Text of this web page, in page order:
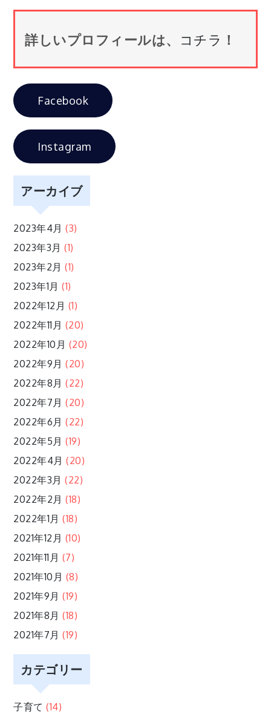
ナ
ビ
ゲ
ー
シ
ョ
ン
詳しいプロフィールは、 コチラ ！
Facebook
Instagram
アーカイブ
2023年4月 (3)
2023年3月 (1)
2023年2月 (1)
2023年1月 (1)
2022年12月 (1)
2022年11月 (20)
2022年10月 (20)
2022年9月 (20)
2022年8月 (22)
2022年7月 (20)
2022年6月 (22)
2022年5月 (19)
2022年4月 (20)
2022年3月 (22)
2022年2月 (18)
2022年1月 (18)
2021年12月 (10)
2021年11月 (7)
2021年10月 (8)
2021年9月 (19)
2021年8月 (18)
2021年7月 (19)
カテゴリー
子育て (14)